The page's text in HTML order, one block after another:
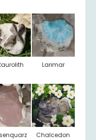
Larimar
Chalcedon